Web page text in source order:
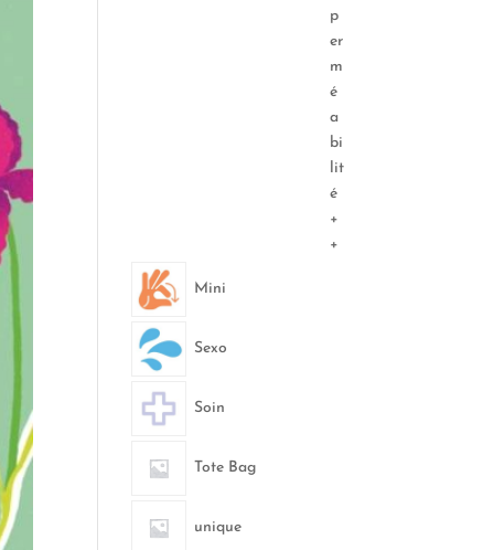
p
er
m
é
a
bi
lit
é
+
+
Mini
Sexo
Soin
Tote Bag
unique